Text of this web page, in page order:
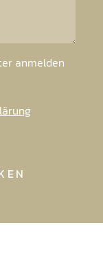
anmelden